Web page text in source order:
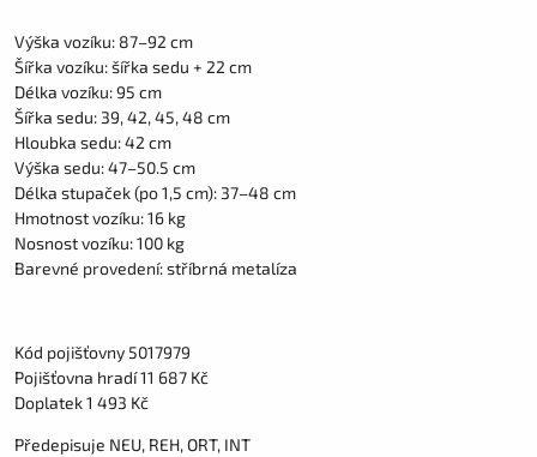
Výška vozíku: 87–92 cm
Šířka vozíku: šířka sedu + 22 cm
Délka vozíku: 95 cm
Šířka sedu: 39, 42, 45, 48 cm
Hloubka sedu: 42 cm
Výška sedu: 47–50.5 cm
Délka stupaček (po 1,5 cm): 37–48 cm
Hmotnost vozíku: 16 kg
Nosnost vozíku: 100 kg
Barevné provedení: stříbrná metalíza
Kód pojišťovny 5017979
Pojišťovna hradí 11 687 Kč
Doplatek 1 493 Kč
Předepisuje NEU, REH, ORT, INT